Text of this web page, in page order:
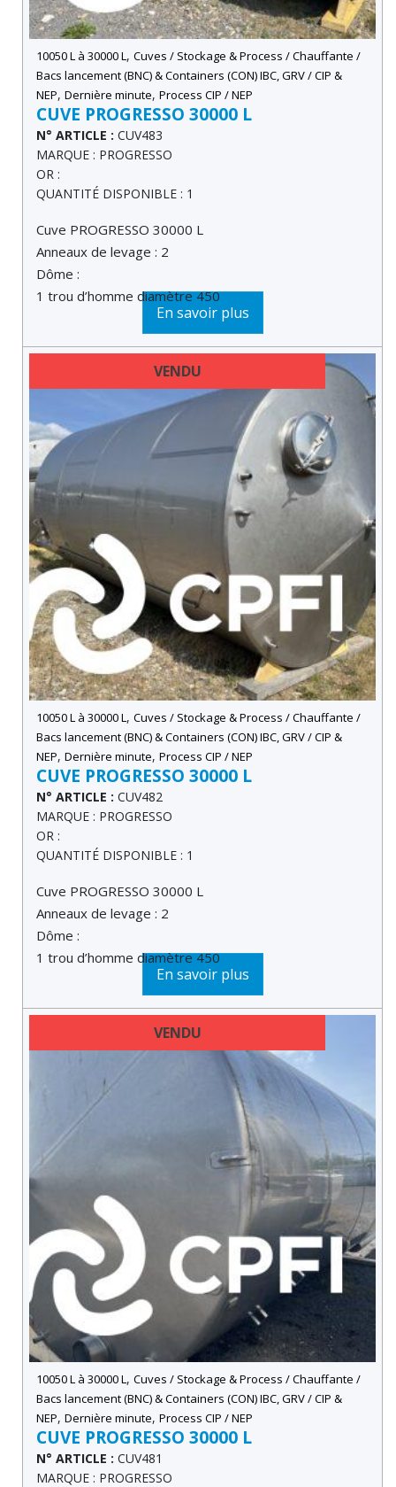
10050 L à 30000 L , Cuves / Stockage & Process / Chauffante /
Bacs lancement (BNC) & Containers (CON) IBC, GRV / CIP &
NEP, Dernière minute, Process CIP / NEP
CUVE PROGRESSO 30000 L
N° ARTICLE : CUV483
MARQUE : PROGRESSO
OR :
QUANTITÉ DISPONIBLE : 1
En savoir plus
Cuve PROGRESSO 30000 L
Anneaux de levage : 2
Dôme :
1 trou d’homme diamètre 450
VENDU
DERNIÈRE MINUTE
10050 L à 30000 L , Cuves / Stockage & Process / Chauffante /
Bacs lancement (BNC) & Containers (CON) IBC, GRV / CIP &
NEP, Dernière minute, Process CIP / NEP
CUVE PROGRESSO 30000 L
N° ARTICLE : CUV482
MARQUE : PROGRESSO
OR :
QUANTITÉ DISPONIBLE : 1
En savoir plus
Cuve PROGRESSO 30000 L
Anneaux de levage : 2
Dôme :
1 trou d’homme diamètre 450
VENDU
DERNIÈRE MINUTE
10050 L à 30000 L , Cuves / Stockage & Process / Chauffante /
Bacs lancement (BNC) & Containers (CON) IBC, GRV / CIP &
NEP, Dernière minute, Process CIP / NEP
CUVE PROGRESSO 30000 L
N° ARTICLE : CUV481
MARQUE : PROGRESSO